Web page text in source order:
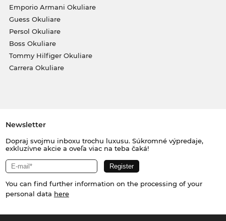
Emporio Armani Okuliare
Guess Okuliare
Persol Okuliare
Boss Okuliare
Tommy Hilfiger Okuliare
Carrera Okuliare
Newsletter
Dopraj svojmu inboxu trochu luxusu. Súkromné výpredaje,
exkluzívne akcie a oveľa viac na teba čaká!
You can find further information on the processing of your
personal data here